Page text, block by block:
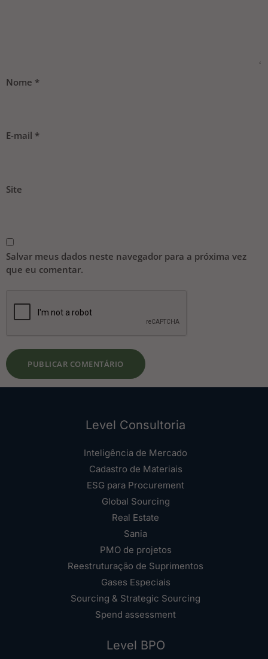
Nome *
E-mail *
Site
Salvar meus dados neste navegador para a próxima vez
que eu comentar.
Level Consultoria
Inteligência de Mercado
Cadastro de Materiais
ESG para Procurement
Global Sourcing
Real Estate
Sania
PMO de projetos
Reestruturação de Suprimentos
Gases Especiais
Sourcing & Strategic Sourcing
Spend assessment
Level BPO